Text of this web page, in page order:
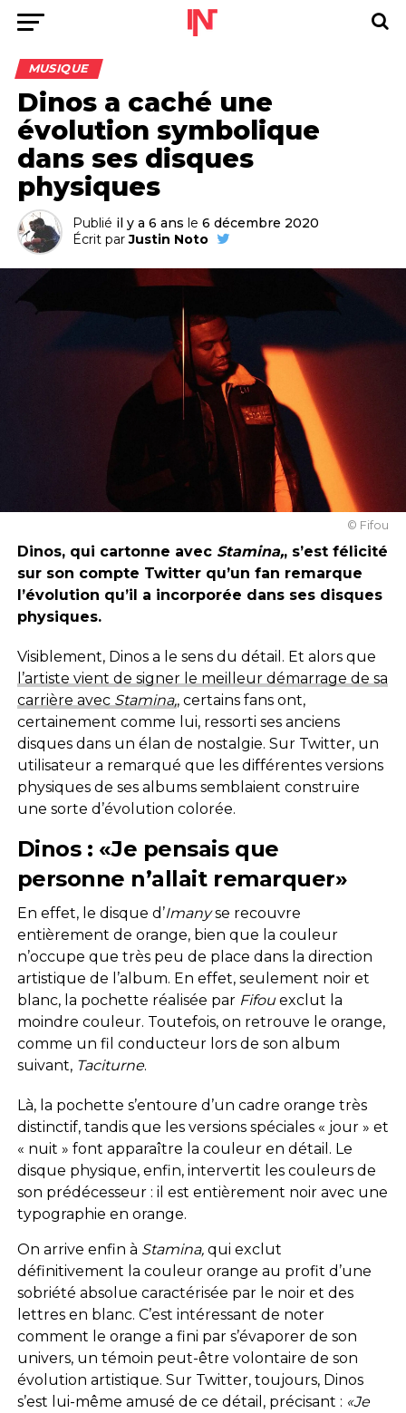
MUSIQUE
Dinos a caché une
évolution symbolique
dans ses disques
physiques
Publié il y a 6 ans le 6 décembre 2020
Écrit par Justin Noto
© Fifou
Dinos, qui cartonne avec Stamina,, s’est félicité
sur son compte Twitter qu’un fan remarque
l’évolution qu’il a incorporée dans ses disques
physiques.
Visiblement, Dinos a le sens du détail. Et alors que
l’artiste vient de signer le meilleur démarrage de sa
carrière avec Stamina,, certains fans ont,
certainement comme lui, ressorti ses anciens
disques dans un élan de nostalgie. Sur Twitter, un
utilisateur a remarqué que les différentes versions
physiques de ses albums semblaient construire
une sorte d’évolution colorée.
Dinos : «Je pensais que
personne n’allait remarquer»
En effet, le disque d’Imanyse recouvre
entièrement de orange, bien que la couleur
n’occupe que très peu de place dans la direction
artistique de l’album. En effet, seulement noir et
blanc, la pochette réalisée par Fifouexclut la
moindre couleur. Toutefois, on retrouve le orange,
comme un fil conducteur lors de son album
suivant, Taciturne.
Là, la pochette s’entoure d’un cadre orange très
distinctif, tandis que les versions spéciales « jour » et
« nuit » font apparaître la couleur en détail. Le
disque physique, enfin, intervertit les couleurs de
son prédécesseur : il est entièrement noir avec une
typographie en orange.
On arrive enfin à Stamina, qui exclut
définitivement la couleur orange au profit d’une
sobriété absolue caractérisée par le noir et des
lettres en blanc. C’est intéressant de noter
comment le orange a fini par s’évaporer de son
univers, un témoin peut-être volontaire de son
évolution artistique. Sur Twitter, toujours, Dinos
s’est lui-même amusé de ce détail, précisant : «Je